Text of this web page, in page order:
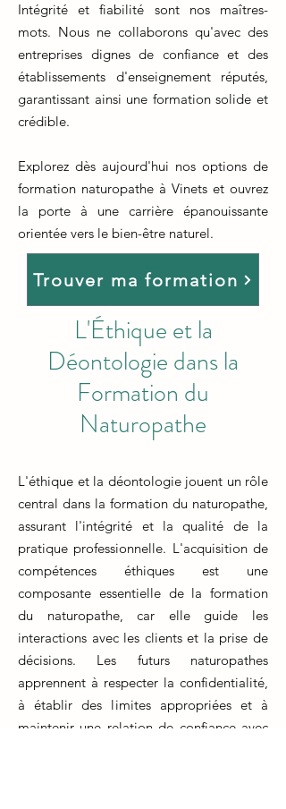
Intégrité et fiabilité sont nos maîtres-
mots. Nous ne collaborons qu'avec des
entreprises dignes de confiance et des
établissements d'enseignement réputés,
garantissant ainsi une formation solide et
crédible.
Explorez dès aujourd'hui nos options de
formation naturopathe à Vinets et ouvrez
la porte à une carrière épanouissante
orientée vers le bien-être naturel.
Trouver ma formation
L'Éthique et la
Déontologie dans la
Formation du
Naturopathe
L'éthique et la déontologie jouent un rôle
central dans la formation du naturopathe,
assurant l'intégrité et la qualité de la
pratique professionnelle. L'acquisition de
compétences éthiques est une
composante essentielle de la formation
du naturopathe, car elle guide les
interactions avec les clients et la prise de
décisions. Les futurs naturopathes
apprennent à respecter la confidentialité,
à établir des limites appropriées et à
maintenir une relation de confiance avec